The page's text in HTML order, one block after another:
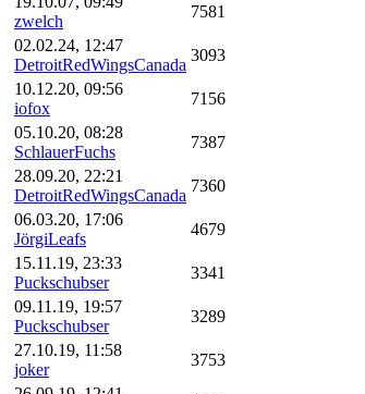
zwelch
7581
02.02.24, 12:47
DetroitRedWingsCanada
3093
10.12.20, 09:56
iofox
7156
05.10.20, 08:28
SchlauerFuchs
7387
28.09.20, 22:21
DetroitRedWingsCanada
7360
06.03.20, 17:06
JörgiLeafs
4679
15.11.19, 23:33
Puckschubser
3341
09.11.19, 19:57
Puckschubser
3289
27.10.19, 11:58
joker
3753